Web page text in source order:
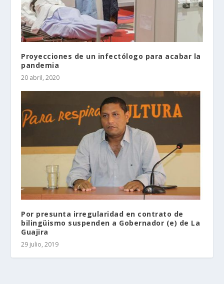
Proyecciones de un infectólogo para acabar la
pandemia
20 abril, 2020
Por presunta irregularidad en contrato de
bilingüismo suspenden a Gobernador (e) de La
Guajira
29 julio, 2019